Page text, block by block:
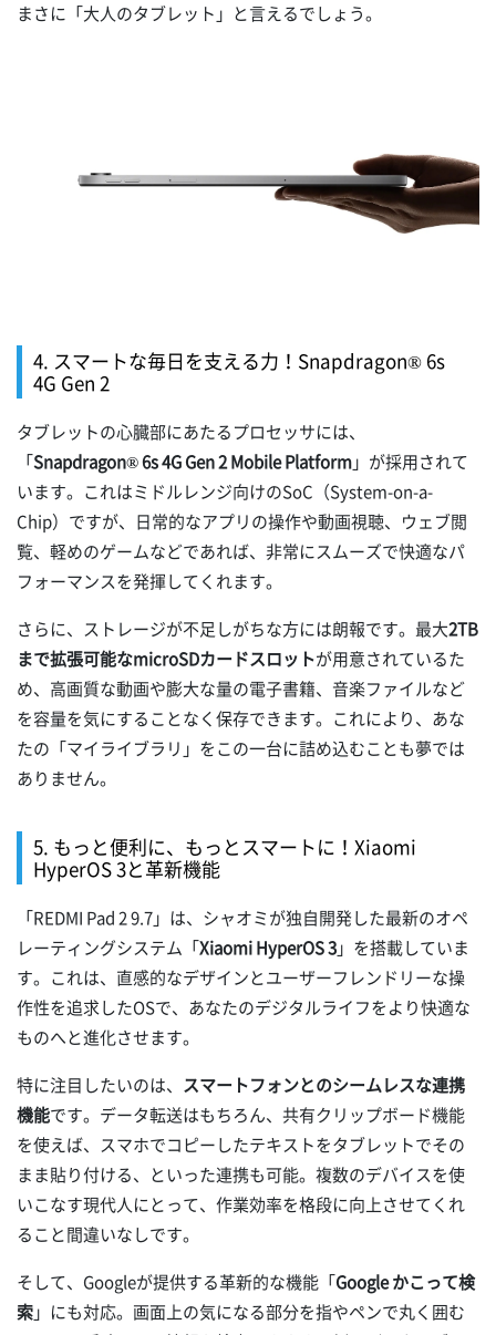
まさに「大人のタブレット」と言えるでしょう。
4. スマートな毎日を支える力！Snapdragon® 6s
4G Gen 2
タブレットの心臓部にあたるプロセッサには、
「Snapdragon® 6s 4G Gen 2 Mobile Platform」が採用されて
います。これはミドルレンジ向けのSoC（System-on-a-
Chip）ですが、日常的なアプリの操作や動画視聴、ウェブ閲
覧、軽めのゲームなどであれば、非常にスムーズで快適なパ
フォーマンスを発揮してくれます。
さらに、ストレージが不足しがちな方には朗報です。最大2TB
まで拡張可能なmicroSDカードスロットが用意されているた
め、高画質な動画や膨大な量の電子書籍、音楽ファイルなど
を容量を気にすることなく保存できます。これにより、あな
たの「マイライブラリ」をこの一台に詰め込むことも夢では
ありません。
5. もっと便利に、もっとスマートに！Xiaomi
HyperOS 3と革新機能
「REDMI Pad 2 9.7」は、シャオミが独自開発した最新のオペ
レーティングシステム「Xiaomi HyperOS 3」を搭載していま
す。これは、直感的なデザインとユーザーフレンドリーな操
作性を追求したOSで、あなたのデジタルライフをより快適な
ものへと進化させます。
特に注目したいのは、 スマートフォンとのシームレスな連携
機能です。データ転送はもちろん、共有クリップボード機能
を使えば、スマホでコピーしたテキストをタブレットでその
まま貼り付ける、といった連携も可能。複数のデバイスを使
いこなす現代人にとって、作業効率を格段に向上させてくれ
ること間違いなしです。
そして、Googleが提供する革新的な機能「Google かこって検
索」にも対応。画面上の気になる部分を指やペンで丸く囲む